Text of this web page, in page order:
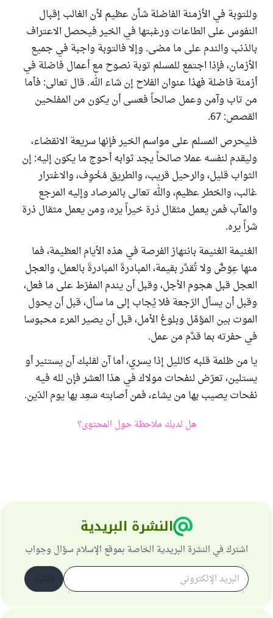
وللتوبة في الأزمنة الفاضلة شأن عظيم لأن الغالب إقبال
النفوس على الطاعات ورغبتها في الخير فيحصل الاعتراف
بالذنب والندم على ما مضى. وإلا فالتوبة واجبة في جميع
الأزمان، فإذا اجتمع للمسلم توبة نصوح مع أعمال فاضلة في
أزمنة فاضلة فهذا عنوان الفلاح إن شاء الله. قال تعالى: فأما
من تاب وآمن وعمل صالحاً فعسى أن يكون من المفلحين
القصص: 67.
فليحرص المسلم على مواسم الخير فإنها سريعة الانقضاء،
وليقدم لنفسه عملا صالحاً يجد ثوابه أحوج ما يكون إليه: إن
الثواب قليل، والرحيل قريب، والطريق مُخْوِف، والاغترار
غالب، والخطر عظيم، والله تعالى بالمرصاد وإليه المرجع
والمآب فمن يعمل مثقال ذرة خيراً يره، ومن يعمل مثقال ذرة
شراً يره.
الغنيمة الغنيمة بانتهاز الفرصة في هذه الأيام العظيمة، فما
منها عِوَضٌ ولا تُقدَّر بقيمة، المبادرةَ المبادرةَ بالعمل، والعجل
العجل قبل هجوم الأجل، وقبل أن يندم المفرّط على ما فعل،
وقبل أن يسأل الرّجعة فلا يُجاب إلى ما سأل، قبل أن يحول
الموت بين المؤمِّل وبلوغ الأمل، قبل أن يصير المرء محبوسا
في حفرته بما قدَّم من عمل.
يا من ظلمة قلبه كالليل إذا يسري، أما آن لقلبك أن يستنير أو
يستلين، تعرّض لنفحات مولاك في هذا العشر فإن لله فيه
نفحات يصيب بها من يشاء، فمن أصابته سَعِد بها يوم الدّين.
هل لديك ملاحظة حول المحتوى؟
النشرة البريدية
اشترك في النشرة البريدية الخاصة بموقع الإسلام سؤال وجواب